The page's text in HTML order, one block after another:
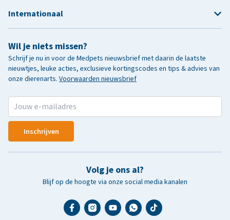
Wil je niets missen?
Schrijf je nu in voor de Medpets nieuwsbrief met daarin de laatste
nieuwtjes, leuke acties, exclusieve kortingscodes en tips & advies van
onze dierenarts. Voorwaarden nieuwsbrief
Inschrijven
Volg je ons al?
Blijf op de hoogte via onze social media kanalen
Internationaal